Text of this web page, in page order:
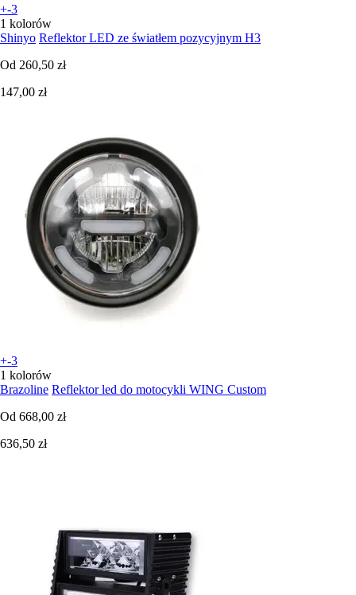
+-3
1 kolorów
Shinyo Reflektor LED ze światłem pozycyjnym H3
Od 260,50 zł
147,00 zł
+-3
1 kolorów
Brazoline Reflektor led do motocykli WING Custom
Od 668,00 zł
636,50 zł